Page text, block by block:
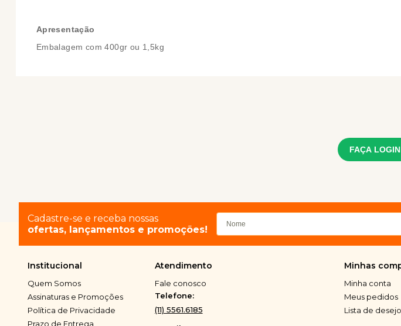
Apresentação
Embalagem com 400gr ou 1,5kg
FAÇA
Cadastre-se e receba nossas
ofertas, lançamentos e promoções!
Institucional
Quem Somos
Assinaturas e Promoções
Política de Privacidade
Prazo de Entrega
Atendimento
Fale conosco
Telefone:
(11) 5561.6185
Minhas
Minha conta
Meus pedidos
Lista de